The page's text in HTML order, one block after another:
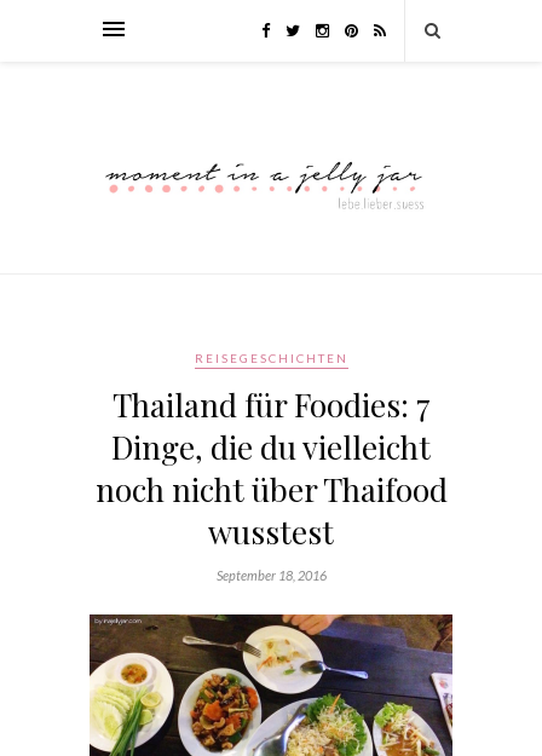
REISEGESCHICHTEN
Thailand für Foodies: 7
Dinge, die du vielleicht
noch nicht über Thaifood
wusstest
September 18, 2016